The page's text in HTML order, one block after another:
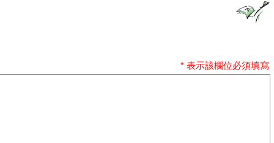
* 表示該欄位必須填寫